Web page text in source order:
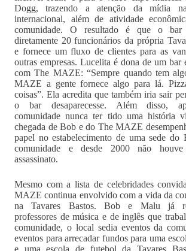
Dogg, trazendo a atenção da mídia
internacional, além de atividade
comunidade. O resultado é que o bar
diretamente 20 funcionários da própria
e fornece um fluxo de clientes para as
outras empresas. Lucelita é dona de um bar
com The MAZE: “Sempre quando tem
MAZE a gente fornece algo para lá.
coisas”. Ela acredita que também iria sair
o bar desaparecesse. Além disso,
comunidade nunca ter tido uma história
chegada de Bob e do The MAZE
papel no estabelecimento de uma sede do
comunidade e desde 2000 não houve
assassinato.
Mesmo com a lista de celebridades
MAZE continua envolvido com a vida da
na Tavares Bastos. Bob e Malu já
professores de música e de inglês que
comunidade, o local sedia eventos da
eventos para arrecadar fundos para uma